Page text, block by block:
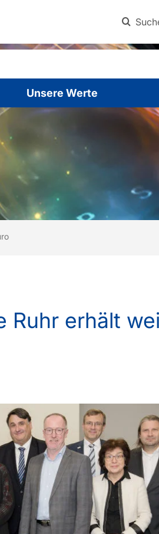
Unsere Werte
Ruhr erhält